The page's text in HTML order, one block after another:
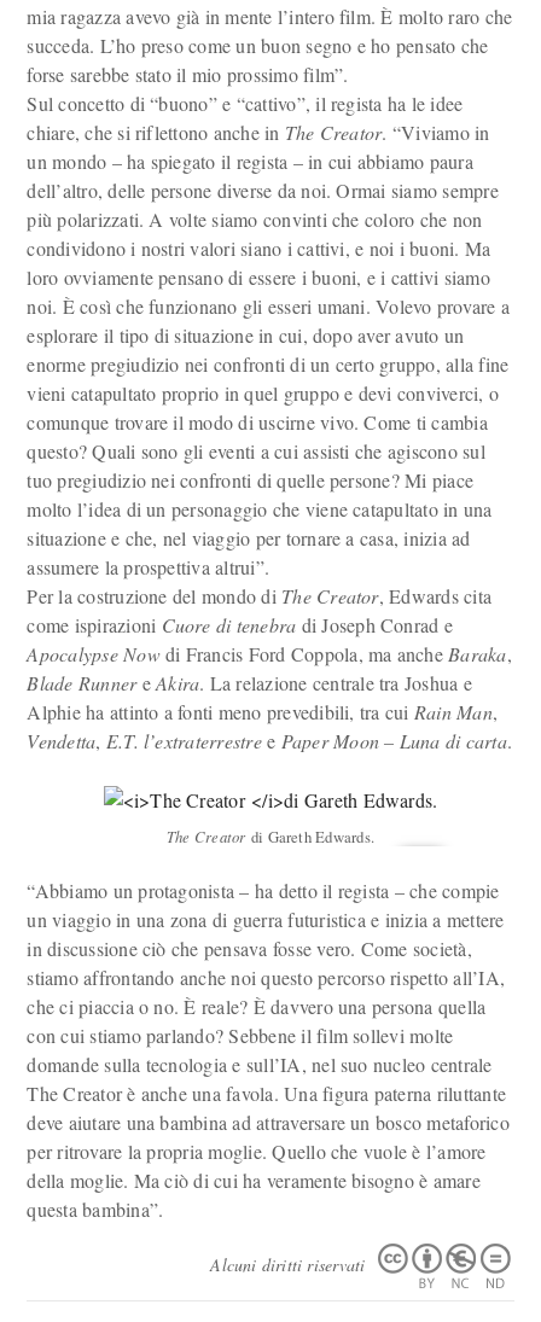
mia ragazza avevo già in mente l’intero film. È molto raro che
succeda. L’ho preso come un buon segno e ho pensato che
forse sarebbe stato il mio prossimo film”.
Sul concetto di “buono” e “cattivo”, il regista ha le idee
chiare, che si riflettono anche in The Creator. “Viviamo in
un mondo – ha spiegato il regista – in cui abbiamo paura
dell’altro, delle persone diverse da noi. Ormai siamo sempre
più polarizzati. A volte siamo convinti che coloro che non
condividono i nostri valori siano i cattivi, e noi i buoni. Ma
loro ovviamente pensano di essere i buoni, e i cattivi siamo
noi. È così che funzionano gli esseri umani. Volevo provare a
esplorare il tipo di situazione in cui, dopo aver avuto un
enorme pregiudizio nei confronti di un certo gruppo, alla fine
vieni catapultato proprio in quel gruppo e devi conviverci, o
comunque trovare il modo di uscirne vivo. Come ti cambia
questo? Quali sono gli eventi a cui assisti che agiscono sul
tuo pregiudizio nei confronti di quelle persone? Mi piace
molto l’idea di un personaggio che viene catapultato in una
situazione e che, nel viaggio per tornare a casa, inizia ad
assumere la prospettiva altrui”.
Per la costruzione del mondo di The Creator, Edwards cita
come ispirazioni Cuore di tenebra di Joseph Conrad e
Apocalypse Nowdi Francis Ford Coppola, ma anche Baraka,
Blade RunnereAkira. La relazione centrale tra Joshua e
Alphie ha attinto a fonti meno prevedibili, tra cui Rain Man,
Vendetta, E.T. l’extraterrestree Paper Moon – Luna di carta.
The Creator di Gareth Edwards.
“Abbiamo un protagonista – ha detto il regista – che compie
un viaggio in una zona di guerra futuristica e inizia a mettere
in discussione ciò che pensava fosse vero. Come società,
stiamo affrontando anche noi questo percorso rispetto all’IA,
che ci piaccia o no. È reale? È davvero una persona quella
con cui stiamo parlando? Sebbene il film sollevi molte
domande sulla tecnologia e sull’IA, nel suo nucleo centrale
The Creator è anche una favola. Una figura paterna riluttante
deve aiutare una bambina ad attraversare un bosco metaforico
per ritrovare la propria moglie. Quello che vuole è l’amore
della moglie. Ma ciò di cui ha veramente bisogno è amare
questa bambina”.
Alcuni diritti riservati